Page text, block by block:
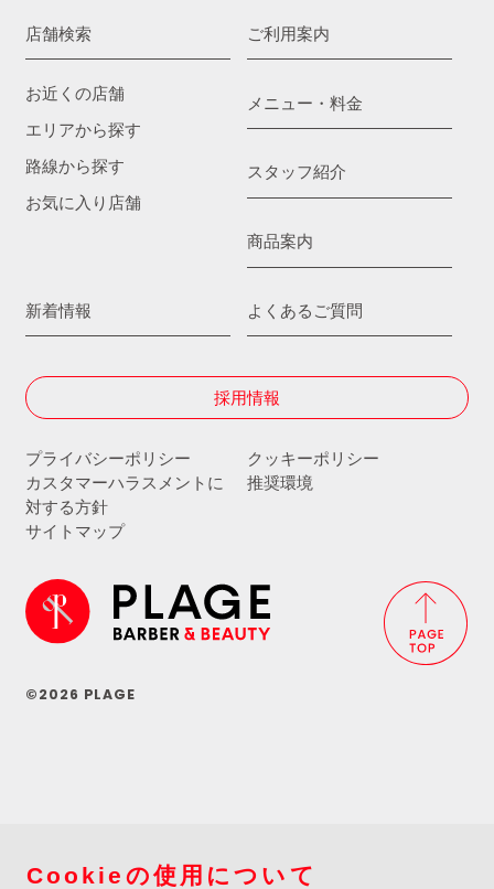
店舗検索
お近くの店舗
エリアから探す
路線から探す
お気に入り店舗
ご利用案内
メニュー・料金
スタッフ紹介
商品案内
新着情報 よくあるご質問
採用情報
プライバシーポリシー
クッキーポリシー
カスタマーハラスメントに
対する方針
推奨環境
サイトマップ
©2026 PLAGE
Cookieの使用について